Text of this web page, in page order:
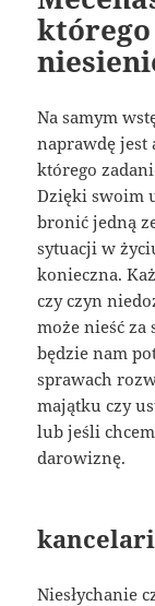
Na samym
naprawdę jest
którego
Dzięki swoim
bronić jedną
sytuacji w
konieczna.
czy czyn
może nieść
będzie nam
sprawach
majątku czy
lub jeśli
darowiznę.
Niesłychanie